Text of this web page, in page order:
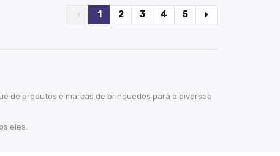
1 2 3 4 5
de produtos e marcas de brinquedos para a diversão
eles.